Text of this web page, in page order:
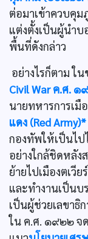
ต่อมาเข้าควบคุ
แต่งตั้งเป็นผู้นำบ
พื้นที่ดังกล่าว
อย่างไรก็ตาม ใน
Civil War ค.ศ.
นายทหารการเมื
แดง (Red Army)*
กองทัพให้เป็นไ
อย่างใกล้ชิดหลัง
ย้ายไปเมืองตเวี
และทำงานเป็น
เป็นผู้ช่วยเลขาธิ
ใน ค.ศ. ๑๙๒๒ จ